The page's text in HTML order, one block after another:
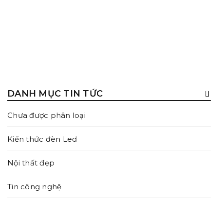
CÁCH CHỌN ÁNH SÁNG PHÙ HỢP VỚI TỪNG KHÔNG
DANH MỤC TIN TỨC
Chưa được phân loại
Kiến thức đèn Led
Nội thất đẹp
Tin công nghệ